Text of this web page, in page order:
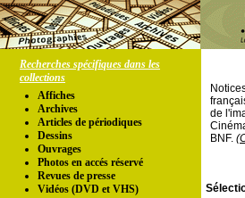
Recherches spécifiques dans les
collections
Affiches
Archives
Articles de périodiques
Dessins
Ouvrages
Photos en accés réservé
Revues de presse
Vidéos (DVD et VHS)
de
BNF.